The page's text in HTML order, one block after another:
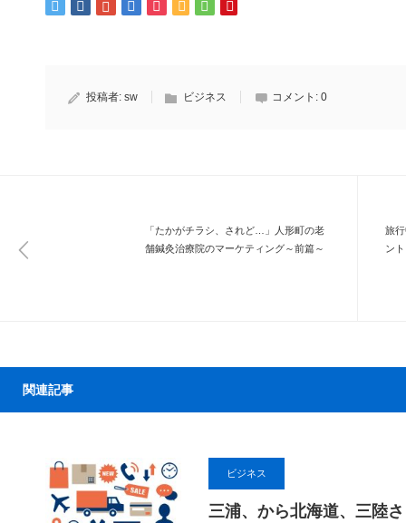
投稿者: sw ビジネス コメント: 0
「たかがチラシ、されど…」人形町の老
舗鍼灸治療院のマーケティング～前篇～
旅
ン
関連記事
ビジネス
三浦、から北海道、三陸